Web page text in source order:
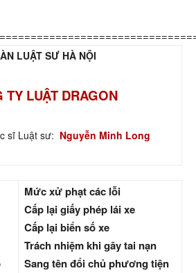
LUẬT SƯ HÀ NỘI
TY LUẬT DRAGON
sĩ Luật sư: Nguyễn Minh Long
Mức xử phạt các lỗi
Cấp lại giấy phép lái xe
Cấp lại biển số xe
Trách nhiệm khi gây tai nạn
Sang tên đổi chủ phương tiện